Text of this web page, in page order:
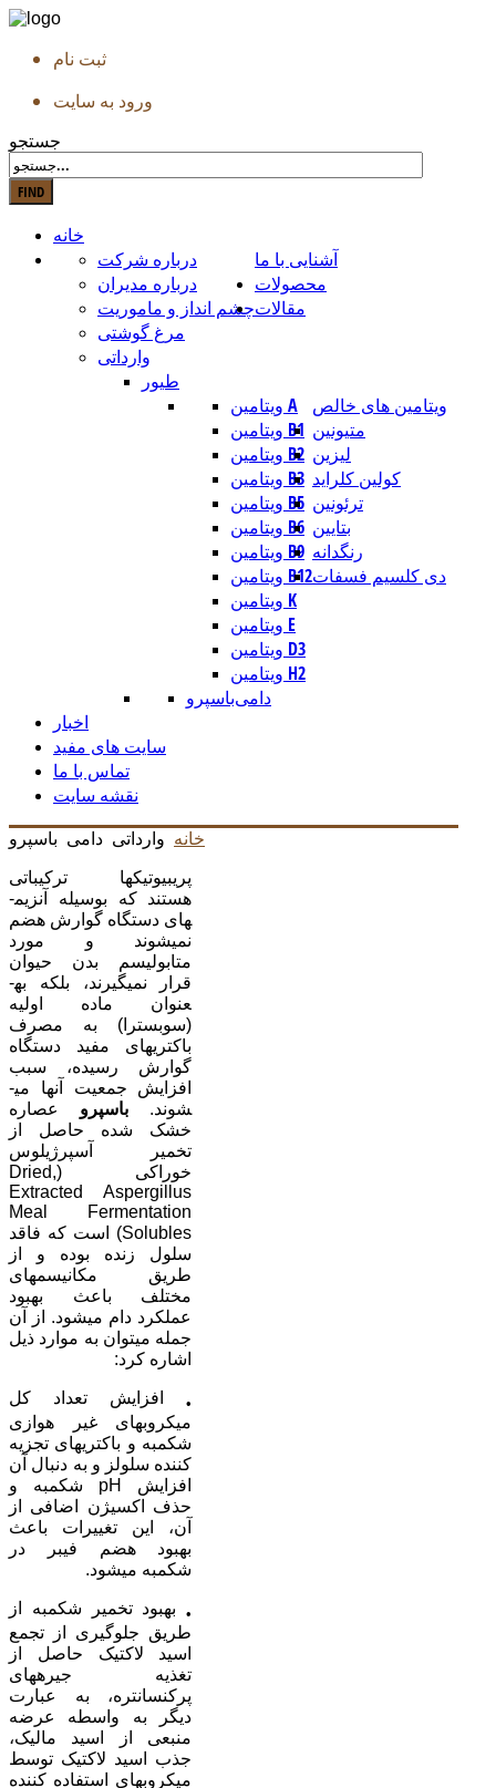
ثبت نام
ورود به سایت
جستجو
خانه
آشنایی با ما
درباره شرکت
درباره مدیران
چشم انداز و ماموریت
محصولات
مرغ گوشتی
وارداتی
طیور
ویتامین های خالص
ویتامین A
ویتامین B1
ویتامین B2
ویتامین B3
ویتامین B5
ویتامین B6
ویتامین B9
ویتامین B12
ویتامین K
ویتامین E
ویتامین D3
ویتامین H2
متیونین
لیزین
کولین کلراید
ترئونین
بتایین
رنگدانه
دی کلسیم فسفات
دامیباسپرو
مقالات
اخبار
سایت های مفید
تماس با ما
نقشه سایت
خانه وارداتی دامی باسپرو
پری­بيوتيک­ها ترکيباتی
هستند که بوسيله آنزيم­
های دستگاه گوارش هضم
نمی­شوند و مورد
متابوليسم بدن حيوان
قرار نمي­گيرند، بلکه به­
عنوان ماده اوليه
(سوبسترا) به مصرف
باکتری­های مفيد دستگاه
گوارش رسيده، سبب
افزايش جمعيت آن­ها می­
شوند. باسپرو عصاره
خشک شده حاصل از
تخمير آسپرژيلوس
خوراکی (Dried,
Extracted Aspergillus
Meal Fermentation
Solubles) است که فاقد
سلول زنده بوده و از
طريق مکانيسم­های
مختلف باعث بهبود
عملکرد دام می­شود. از آن
جمله می­توان به موارد ذيل
اشاره کرد:
•
افزايش تعداد کل
ميکروب­های غير هوازی
شکمبه و باکتری­های تجزيه
کننده سلولز و به دنبال آن
افزايش pH شکمبه و
حذف اکسيژن اضافی از
آن، اين تغييرات باعث
بهبود هضم فيبر در
شکمبه می­شود.
• بهبود تخمير شکمبه از
طريق جلوگيری از تجمع
اسيد لاکتيک حاصل از
تغذيه جيره­های
پرکنسانتره، به عبارت
ديگر به واسطه عرضه
منبعی از اسيد ماليک،
جذب اسيد لاکتيک توسط
ميکروب­های استفاده کننده